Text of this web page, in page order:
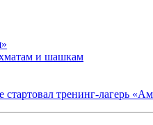
и шашкам
тренинг-лагерь